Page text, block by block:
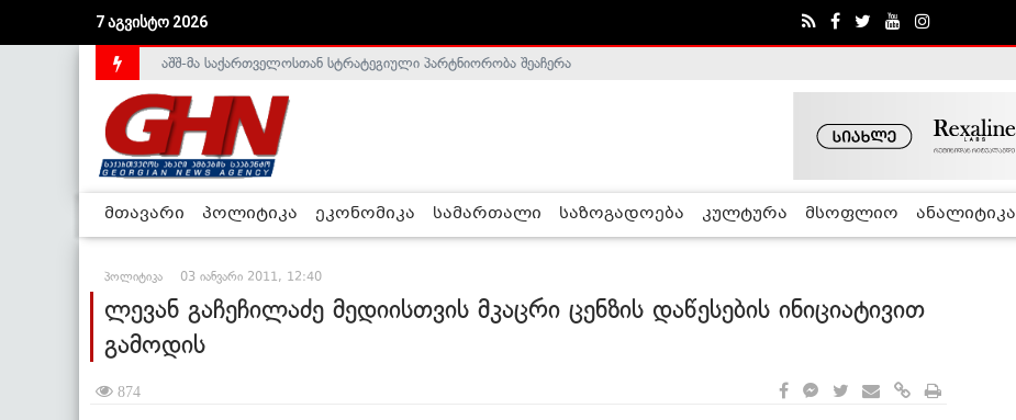
7 აგვისტო 2026
საქართველოს დე-ფაქტო მთავრობა არალეგიტიმურია - ჰელსინკის კომისია
აშშ-მა საქართველოსთან სტრატეგიული პარტნიორობა შეაჩერა
მთავარი პოლიტიკა ეკონომიკა სამართალი საზოგადოება კულტურა მსოფლიო ანალიტიკა
პოლიტიკა 03 იანვარი 2011, 12:40
ლევან გაჩეჩილაძე მედიისთვის მკაცრი ცენზის დაწესების ინიციატივით
გამოდის
874